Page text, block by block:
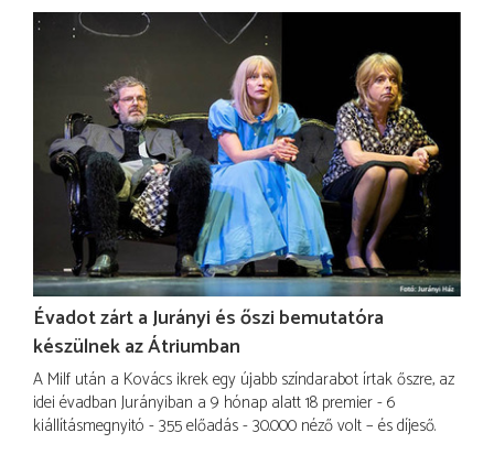
Évadot zárt a Jurányi és őszi bemutatóra
készülnek az Átriumban
A Milf után a Kovács ikrek egy újabb színdarabot írtak őszre, az
idei évadban Jurányiban a 9 hónap alatt 18 premier - 6
kiállításmegnyitó - 355 előadás - 30.000 néző volt – és díjeső.